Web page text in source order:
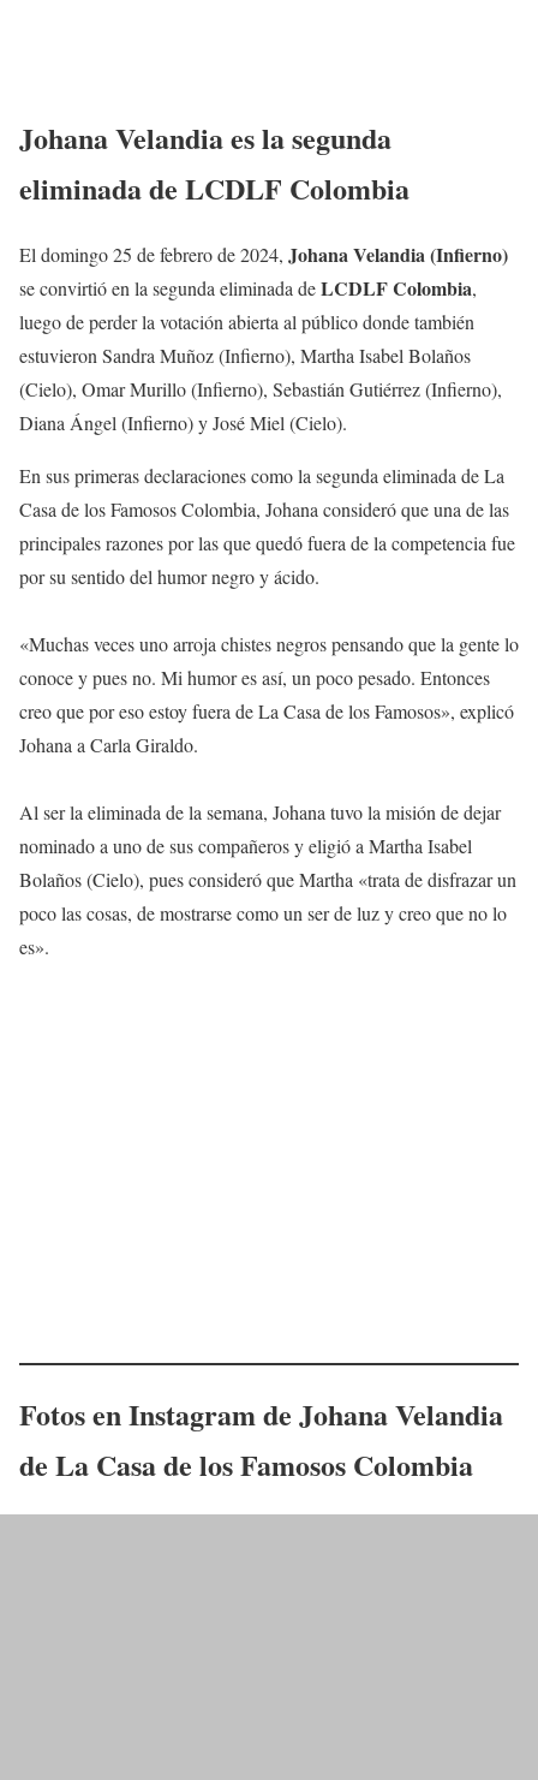
Johana Velandia es la segunda
eliminada de LCDLF Colombia
El domingo 25 de febrero de 2024, Johana Velandia (Infierno)
se convirtió en la segunda eliminada deLCDLF Colombia,
luego de perder la votación abierta al público donde también
estuvieron Sandra Muñoz (Infierno), Martha Isabel Bolaños
(Cielo), Omar Murillo (Infierno), Sebastián Gutiérrez (Infierno),
Diana Ángel (Infierno) y José Miel (Cielo).
En sus primeras declaraciones como la segunda eliminada de La
Casa de los Famosos Colombia, Johana consideró que una de las
principales razones por las que quedó fuera de la competencia fue
por su sentido del humor negro y ácido.
«Muchas veces uno arroja chistes negros pensando que la gente lo
conoce y pues no. Mi humor es así, un poco pesado. Entonces
creo que por eso estoy fuera de La Casa de los Famosos», explicó
Johana a Carla Giraldo.
Al ser la eliminada de la semana, Johana tuvo la misión de dejar
nominado a uno de sus compañeros y eligió a Martha Isabel
Bolaños (Cielo), pues consideró que Martha «trata de disfrazar un
poco las cosas, de mostrarse como un ser de luz y creo que no lo
es».
Fotos en Instagram de Johana Velandia
de La Casa de los Famosos Colombia